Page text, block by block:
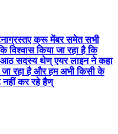
क्रू मेंबर समेत सभी
विश्वास किया जा रहा है कि
सदस्य थेण् एयर लाइन ने कहा
रहा है और हम अभी किसी के
नहीं कर रहे हैण्